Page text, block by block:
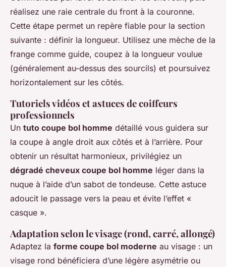
réalisez une raie centrale du front à la couronne.
Cette étape permet un repère fiable pour la section
suivante : définir la longueur. Utilisez une mèche de la
frange comme guide, coupez à la longueur voulue
(généralement au-dessus des sourcils) et poursuivez
horizontalement sur les côtés.
Tutoriels vidéos et astuces de coiffeurs
professionnels
Un tuto coupe bol homme détaillé vous guidera sur
la coupe à angle droit aux côtés et à l’arrière. Pour
obtenir un résultat harmonieux, privilégiez un
dégradé cheveux coupe bol homme léger dans la
nuque à l’aide d’un sabot de tondeuse. Cette astuce
adoucit le passage vers la peau et évite l’effet «
casque ».
Adaptation selon le visage (rond, carré, allongé)
Adaptez la forme coupe bol moderne au visage : un
visage rond bénéficiera d’une légère asymétrie ou